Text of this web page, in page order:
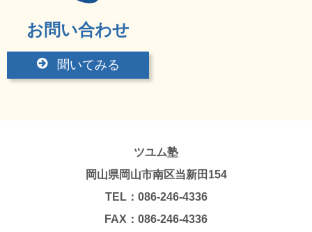
お問い合わせ
聞いてみる
ツユム塾
岡山県岡山市南区当新田154
TEL：086-246-4336
FAX：086-246-4336